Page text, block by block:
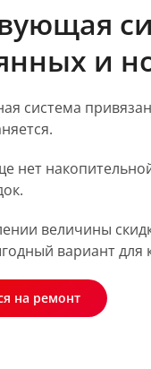
и
система
нет
величины
вариант для
на ремонт